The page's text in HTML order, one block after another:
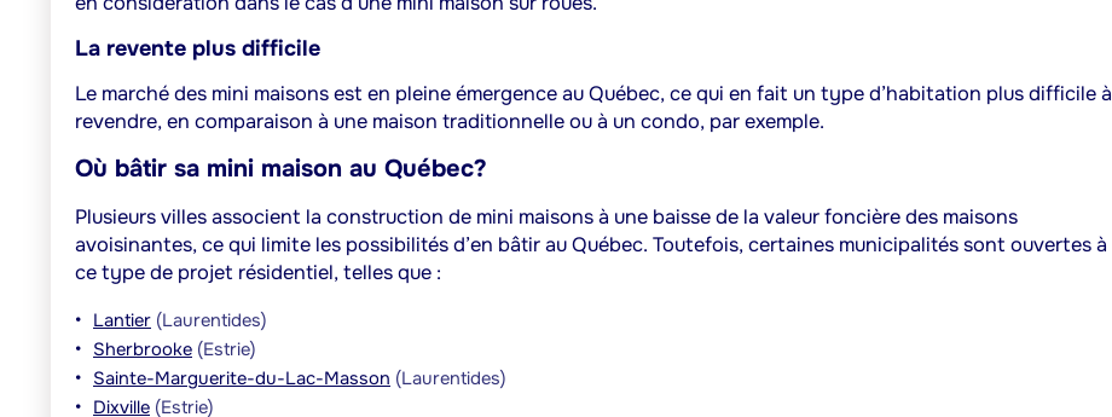
La revente plus difficile
Le marché des mini maisons est en pleine émergence au Québec, ce qui en fait un type d’habitation plus difficile à
revendre, en comparaison à une maison traditionnelle ou à un condo, par exemple.
Où bâtir sa mini maison au Québec?
Plusieurs villes associent la construction de mini maisons à une baisse de la valeur foncière des maisons
avoisinantes, ce qui limite les possibilités d’en bâtir au Québec. Toutefois, certaines municipalités sont ouvertes à
ce type de projet résidentiel, telles que :
Lantier (Laurentides)
Sherbrooke (Estrie)
Sainte-Marguerite-du-Lac-Masson (Laurentides)
Dixville (Estrie)